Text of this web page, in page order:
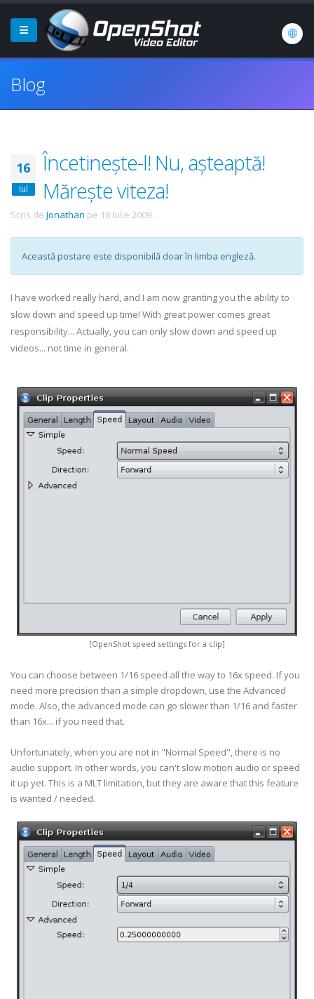
Blog
16
Iul
Încetinește-l! Nu, așteaptă!
Mărește viteza!
Scris de Jonathan pe 16 Iulie 2009 .
Această postare este disponibilă doar în limba engleză.
I have worked really hard, and I am now granting you the ability to
slow down and speed up time! With great power comes great
responsibility... Actually, you can only slow down and speed up
videos... not time in general.
[OpenShot speed settings for a clip]
You can choose between 1/16 speed all the way to 16x speed. If you
need more precision than a simple dropdown, use the Advanced
mode. Also, the advanced mode can go slower than 1/16 and faster
than 16x... if you need that.
Unfortunately, when you are not in "Normal Speed", there is no
audio support. In other words, you can't slow motion audio or speed
it up yet. This is a MLT limitation, but they are aware that this feature
is wanted / needed.